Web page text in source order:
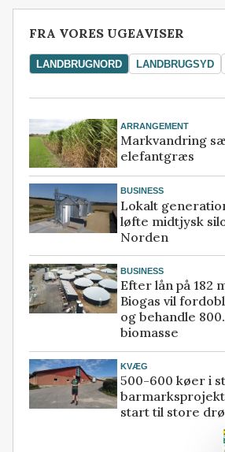
FRA VORES UGEAVISER
LANDBRUGNORD LANDBRUGSYD
ARRANGEMENT
Markvandring
elefantgræs
BUSINESS
Lokalt
løfte midtjysk
Norden
BUSINESS
Efter lån på 182
Biogas vil
og behandle
biomasse
KVÆG
500-600 køer i
start til store